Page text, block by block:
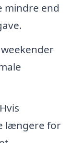
mindre end
længere for